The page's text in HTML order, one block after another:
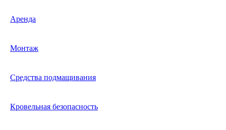
Аренда
Монтаж
Средства подмащивания
Кровельная безопасность